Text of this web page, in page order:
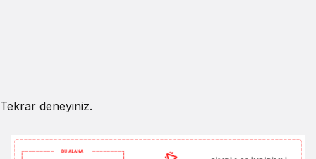
Tekrar deneyiniz.